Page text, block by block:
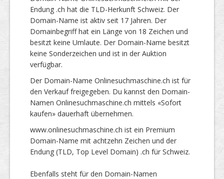
Endung .ch hat die TLD-Herkunft Schweiz. Der
Domain-Name ist aktiv seit 17 Jahren. Der
Domainbegriff hat ein Länge von 18 Zeichen und
besitzt keine Umlaute. Der Domain-Name besitzt
keine Sonderzeichen und ist in der Auktion
verfügbar.
Der Domain-Name Onlinesuchmaschine.ch ist für
den Verkauf freigegeben. Du kannst den Domain-
Namen Onlinesuchmaschine.ch mittels «Sofort
kaufen» dauerhaft übernehmen.
www.onlinesuchmaschine.ch ist ein Premium
Domain-Name mit achtzehn Zeichen und der
Endung (TLD, Top Level Domain) .ch für Schweiz.
Ebenfalls steht für den Domain-Namen